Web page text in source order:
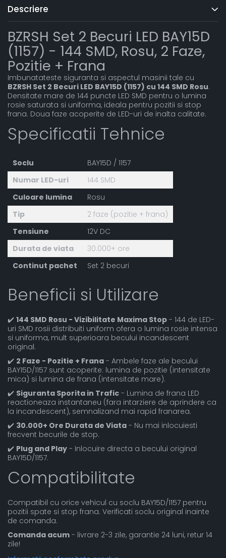
Descriere
BZRSH Set 2 Becuri LED BAY15D
(1157) - 144 SMD, Rosu, 2 Faze,
Pozitie + Frana
Imbunatateste siguranta si aspectul masinii tale cu
BZRSH Set 2 Becuri LED BAY15D (1157) cu 144 SMD Rosu.
Densitate mare de 144 puncte LED SMD pentru o lumina
rosie saturata si uniforma, ideala pentru pozitii si stop
frana. Doua faze acoperite de LED-uri de inalta calitate.
Specificatii Tehnice
Soclu
BAY15D / 1157
Numar LED-uri
144 SMD
Culoare lumina
Rosu
Tip
2 faze (pozitie + frana)
Tensiune
12V DC
Durata de viata
30.000+ ore
Continut pachet
Set 2 becuri
Beneficii si Utilizare
✔️ 144 SMD Rosu - Vizibilitate Maxima Stop - 144 de LED-
uri SMD rosii distribuiti uniform ofera o lumina rosie intensa
si uniforma, mult superioara becului incandescent
original.
✔️ 2 Faze - Pozitie + Frana - Ambele faze ale becului
BAY15D/1157 sunt acoperite: lumina de pozitie (intensitate
mica) si lumina de frana (intensitate mare).
✔️ Siguranta Sporita in Trafic - Lumina de frana LED
reactioneaza instantaneu (fara intarziere de aprindere ca
la incandescent), semnalizand mai rapid franarea.
✔️ 30.000+ Ore Durata de Viata - Nu mai inlocuiesti
frecvent becurile de stop.
✔️ Plug and Play - Inlocuire directa a becului original
BAY15D/1157.
Compatibilitate
Compatibil cu orice vehicul cu soclu BAY15D/1157 pentru
pozitii spate si stop frana. Verificati soclu original inainte
de comanda.
Comanda acum - livrare 2-3 zile, garantie 24 luni, retur 14
zile!